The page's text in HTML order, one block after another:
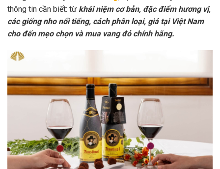
thông tin cần biết: từ khái niệm cơ bản, đặc điểm hương vị,
các giống nho nổi tiếng, cách phân loại, giá tại Việt Nam
cho đến mẹo chọn và mua vang đỏ chính hãng.